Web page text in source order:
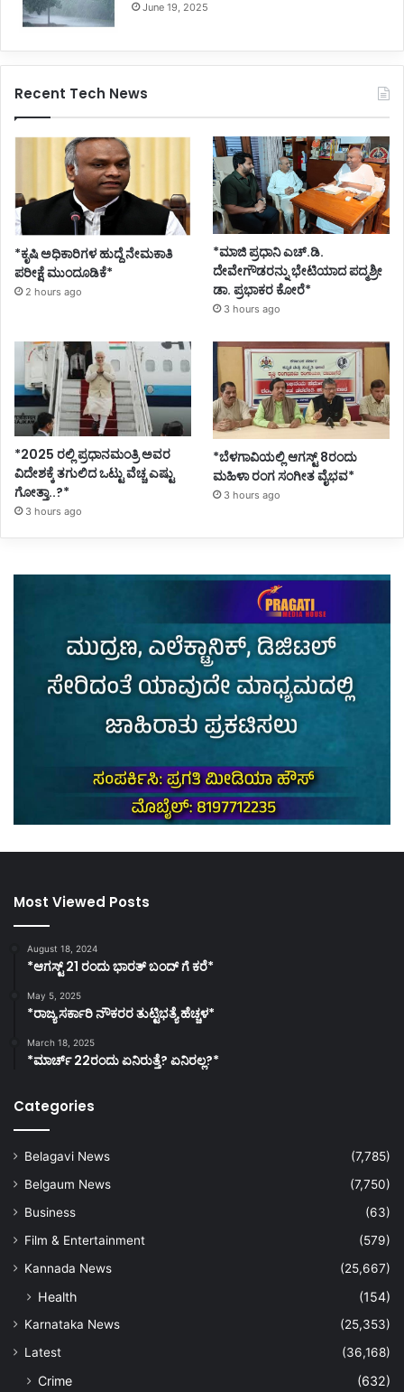
June 19, 2025
Recent Tech News
*ಕೃಷಿ ಅಧಿಕಾರಿಗಳ ಹುದ್ದೆ ನೇಮಕಾತಿ
ಪರೀಕ್ಷೆ ಮುಂದೂಡಿಕೆ*
2 hours ago
*ಮಾಜಿ ಪ್ರಧಾನಿ ಎಚ್.ಡಿ.
ದೇವೇಗೌಡರನ್ನು ಭೇಟಿಯಾದ ಪದ್ಮಶ್ರೀ
ಡಾ. ಪ್ರಭಾಕರ ಕೋರೆ*
3 hours ago
*2025 ರಲ್ಲಿ ಪ್ರಧಾನಮಂತ್ರಿ ಅವರ
ವಿದೇಶಕ್ಕೆ ತಗುಲಿದ ಒಟ್ಟು ವೆಚ್ಚ ಎಷ್ಟು
ಗೋತ್ತಾ..?*
3 hours ago
*ಬೆಳಗಾವಿಯಲ್ಲಿ ಆಗಸ್ಟ್ 8ರಂದು
ಮಹಿಳಾ ರಂಗ ಸಂಗೀತ ವೈಭವ*
3 hours ago
Most Viewed Posts
August 18, 2024
*ಆಗಸ್ಟ್ 21 ರಂದು ಭಾರತ್‌ ಬಂದ್‌ ಗೆ ಕರೆ*
May 5, 2025
*ರಾಜ್ಯ ಸರ್ಕಾರಿ ನೌಕರರ ತುಟ್ಟಿಭತ್ಯೆ ಹೆಚ್ಚಳ*
March 18, 2025
*ಮಾರ್ಚ್ 22ರಂದು ಏನಿರುತ್ತೆ? ಏನಿರಲ್ಲ?*
Categories
Belagavi News
(7,785)
Belgaum News
(7,750)
Business
(63)
Film & Entertainment
(579)
Kannada News
(25,667)
Health (154)
Karnataka News
(25,353)
Latest
(36,168)
Crime
(632)